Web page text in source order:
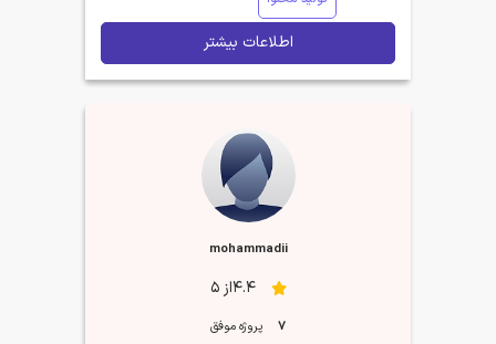
اطلاعات بیشتر
mohammadii
4.4از 5
7 پروژه موفق